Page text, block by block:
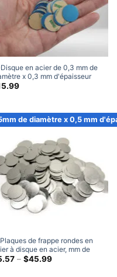
en acier de 0,3 mm de
x 0,3 mm d'épaisseur
plaques de frappe rondes en
de diamètre x 0,5 mm
de frappe rondes en
à disque en acier, mm de
x 0,5 mm d'épaisseur
– $45.99Gamme